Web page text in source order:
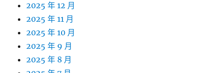
2025 年 12 月
2025 年 11 月
2025 年 10 月
2025 年 9 月
2025 年 8 月